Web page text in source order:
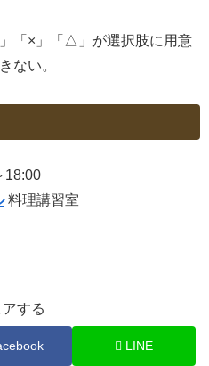
「×」「△」が選択肢に用意
ない。
18:00
料理講習室
アする
LINE